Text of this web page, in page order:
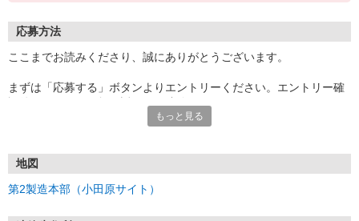
応募方法
ここまでお読みくださり、誠にありがとうございます。
まずは「応募する」ボタンよりエントリーください。エントリー確
※折り返しのご連絡は@job-gear-ats.comからメールをお送り致し
この期間中のご応募へのお返事は、8/3(月)以降とさせていただき
もっと見る
地図
第2製造本部（小田原サイト）